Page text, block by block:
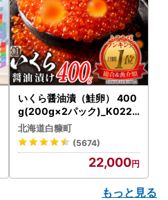
いくら醤油漬（鮭卵） 400
g(200g×2パック)_K022-
1676
北海道白糠町
(5674)
22,000
もっと見る